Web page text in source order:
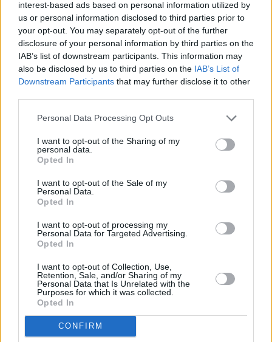
interest-based ads based on personal information utilized by
us or personal information disclosed to third parties prior to
your opt-out. You may separately opt-out of the further
disclosure of your personal information by third parties on the
IAB’s list of downstream participants. This information may
also be disclosed by us to third parties on the IAB’s List of
Downstream Participants that may further disclose it to other
Personal Data Processing Opt Outs
I want to opt-out of the Sharing of my
personal data.
Opted In
I want to opt-out of the Sale of my
Personal Data.
Opted In
I want to opt-out of processing my
Personal Data for Targeted Advertising.
Opted In
I want to opt-out of Collection, Use,
Retention, Sale, and/or Sharing of my
Personal Data that Is Unrelated with the
Purposes for which it was collected.
Opted In
CONFIRM
16 Δεκεμβρίου, 2024
Η κυβέρνηση κατ’ επανάληψη έλαβε πρωτοβουλίες για
τις τράπεζες και ευρύτερα για το χρηματοπιστωτικό σύστημα μετά τις
τελευταίες εκλογές, τόνισε ο υπουργός Εθνικής Οικονομίας…
της Τροχαίας
ΟΙΚΟΝΟΜΊΑ 25 Οκτωβρίου, 2024
Η Ελληνική Αστυνομία, ενόψει του εορτασμού της 28ης